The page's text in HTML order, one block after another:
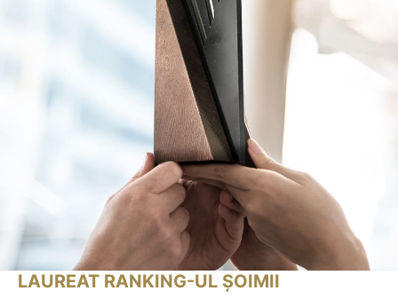
LAUREAT RANKING-UL ȘOIMII